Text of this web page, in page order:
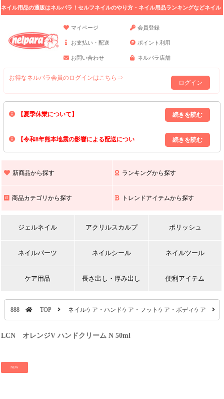
ネイル用品の通販はネルパラ！セルフネイルのやり方・ネイル用品ランキングなどネイル
マイページ
会員登録
お支払い・配送 ポイント利用
お問い合わせ ネルパラ店舗
お得なネルパラ会員のログインはこちら⇒
ログイン
【夏季休業について】
8/13(木)～8/16(日)の間｢出荷業務・お問い合わせ業務｣はお休みいたしま
上記期間中のご注文・お問い合わせは8/17(月)以降の対応となりますので
【令和8年熊本地震の影響による配送につい
また､ 九州全域でお荷物のお届けに遅延が生じております｡
新商品から探す ランキングから探す
商品カテゴリから探す トレンドアイテムから探す
ジェルネイル アクリルスカルプ ポリッシュ
ネイルパーツ ネイルシール ネイルツール
ケア用品 長さ出し・厚み出し 便利アイテム
888 TOP ネイルケア・ハンドケア・フットケア・ボディケア
LCN オレンジV ハンドクリーム N 50ml
NEW